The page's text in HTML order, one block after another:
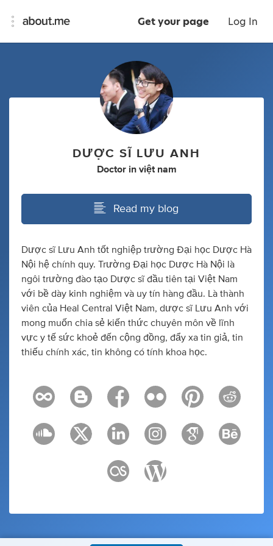
Get your page Log In
DƯỢC SĨ LƯU ANH
Doctor in việt nam
Read my blog
Dược sĩ Lưu Anh tốt nghiệp trường Đại học Dược Hà
Nội hệ chính quy. Trường Đại học Dược Hà Nội là
ngôi trường đào tạo Dược sĩ đầu tiên tại Việt Nam
với bề dày kinh nghiệm và uy tín hàng đầu. Là thành
viên của Heal Central Việt Nam, dược sĩ Lưu Anh với
mong muốn chia sẻ kiến thức chuyên môn về lĩnh
vực y tế sức khoẻ đến cộng đồng, đẩy xa tin giả, tin
thiếu chính xác, tin không có tính khoa học.